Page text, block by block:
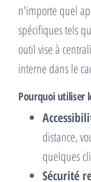
n'importe quel
spécifiques tels
outil vise à
interne dans le
Pourquoi utiliser
distance,
quelques
Sécurité